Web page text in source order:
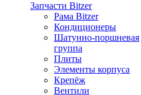
Запчасти Bitzer
Рама Bitzer
Кондиционеры
Шатунно-поршневая
группа
Плиты
Элементы корпуса
Крепёж
Вентили